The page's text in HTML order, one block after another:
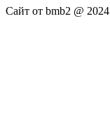
Сайт от bmb2 @ 2024